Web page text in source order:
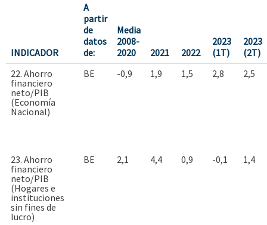
INDICADOR
A
partir
de
datos
de:
Media
2008-
2020
2021 2022
2023
(1T)
2023
(2T)
22. Ahorro
financiero
neto/PIB
(Economía
Nacional)
BE -0,9 1,9 1,5 2,8 2,5
23. Ahorro
financiero
neto/PIB
(Hogares e
instituciones
sin fines de
lucro)
BE 2,1 4,4 0,9 -0,1 1,4